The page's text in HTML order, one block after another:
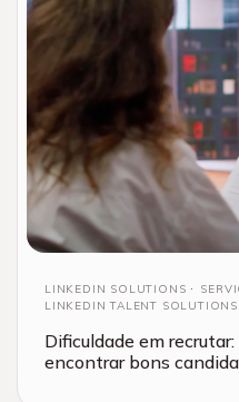
LINKEDIN SOLUTIONS
LINKEDIN TALENT SOLUTIONS
Dificuldade em
encontrar bons